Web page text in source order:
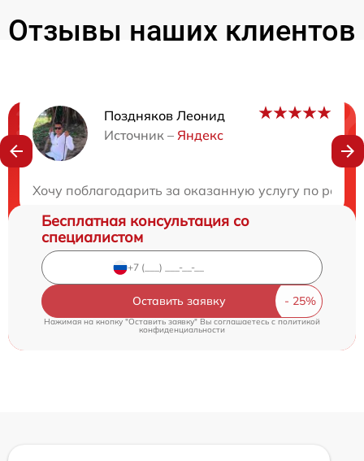
Отзывы наших клиентов
Поздняков Леонид
Источник – Яндекс
Хочу поблагодарить за оказанную услугу по
Нужна консультация?
Бесплатная консультация со
специалистом
Оставить заявку
Нажимая на кнопку "Оставить заявку" Вы соглашаетесь cполитикой
конфиденциальности